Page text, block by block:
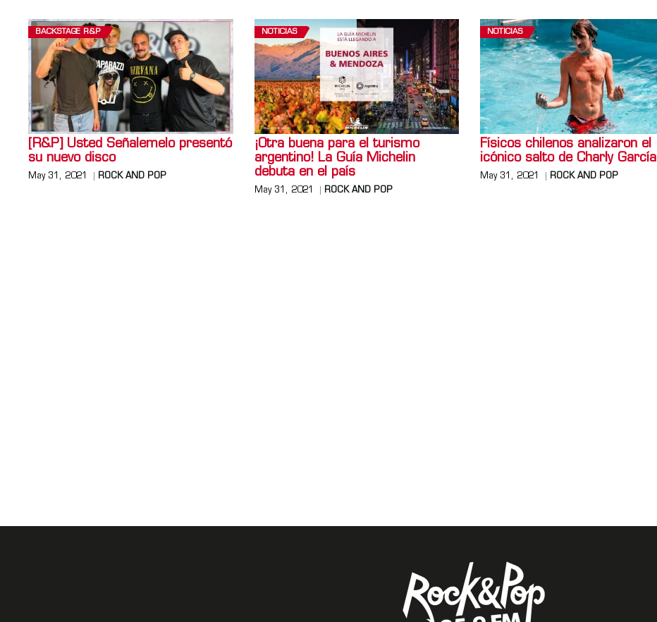
BACKSTAGE R&P
[R&P] Usted Señalemelo presentó
su nuevo disco
May 31, 2021 ROCK AND POP
NOTICIAS
¡Otra buena para el turismo
argentino! La Guía Michelin
debuta en el país
May 31, 2021 ROCK AND POP
NOTICIAS
Físicos chilenos analizaron el
icónico salto de Charly García
May 31, 2021 ROCK AND POP